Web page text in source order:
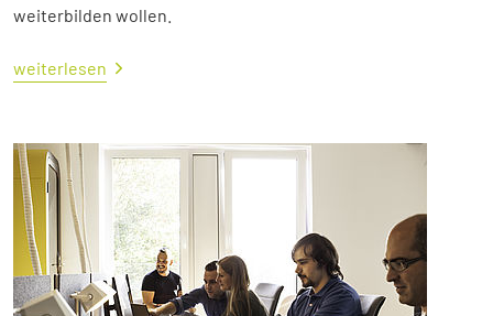
weiterbilden wollen.
weiterlesen